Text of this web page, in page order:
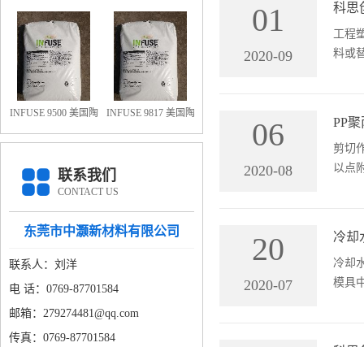
FR3010-000000 防火
阻燃PC/ABS FR3010
上海科思创
氏OBC 9107
INFUSE 9500 美国陶
氏OBC 9500
INFUSE 9817 美国陶
氏OBC 9817
联系我们
CONTACT US
东莞市中灏新材料有限公司
联系人：刘洋
电 话：0769-87701584
邮箱：279274481@qq.com
传真：0769-87701584
01
2020-09
科思
工程
料或
06
2020-08
PP
剪切
以点
燥
20
2020-07
冷却
冷却
模具